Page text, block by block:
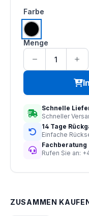
Farbe
schwarz
Menge
Schnelle
Schneller
14 Tage
Einfache
Fachberatung
Rufen Sie an:
ZUSAMMEN